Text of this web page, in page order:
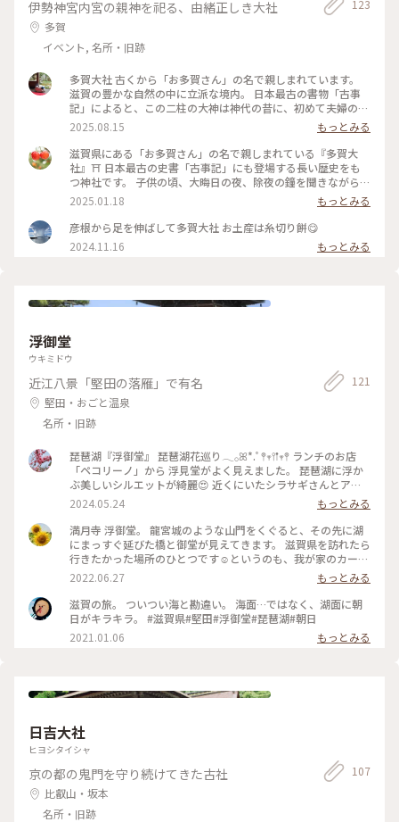
伊勢神宮内宮の親神を祀る、由緒正しき大社
多賀
イベント, 名所・旧跡
123
多賀大社 古くから「お多賀さん」の名で親しまれています。
滋賀の豊かな自然の中に立派な境内。 日本最古の書物「古事
記」によると、この二柱の大神は神代の昔に、初めて夫婦の道
を始められ、日本の国土、続いて天照大神をはじめとする八百
万（やおよろず）の神々をお産みになられました。 生命（い
のち）の親神様であることから、古く「延命長寿・縁結び・厄
除け」の神様として信仰を集めてます。 何回か母が多賀大社で
我が家分もご祈祷してもらい 今年も祈祷品を東京に送ってく
れたので一度来てみたかったのです。
2025.08.15
もっとみる
滋賀県にある「お多賀さん」の名で親しまれている『多賀大
社』⛩️ 日本最古の史書「古事記」にも登場する長い歴史をも
つ神社です。 子供の頃、大晦日の夜、除夜の鐘を聞きながら
家族で初詣に来ていた神社でもあります。 今年は帰省をした
ら、久しぶりにこちらへ来ようと決めてました😊 数日前に降
った雪が心配でしたが🚗 道路には雪がなく安心したのです
が‥ なんと神社に着いたとたんに雪が降り出し❄️（それも結構
な雪😂） お詣りが終わると止むという不思議なお天気でした
多賀さん #滋賀 #滋賀の魅力を伝え隊 #ご利益めぐり #ぽかぽ
2025.01.18
もっとみる
彦根から足を伸ばして多賀大社 お土産は糸切り餅😋
2024.11.16
もっとみる
浮御堂
ウキミドウ
近江八景「堅田の落雁」で有名
堅田・おごと温泉
名所・旧跡
121
琵琶湖『浮御堂』 琵琶湖花巡り𓂃𓂂ꕤ*.ﾟ𖤣𖥧𖥣𖡡𖥧𖤣 ランチのお店
「ペコリーノ」から 浮見堂がよく見えました。 琵琶湖に浮か
ぶ美しいシルエットが綺麗😍 近くにいたシラサギさんとアオ
サギ？さん 湖の上を優雅に飛んで行きました。 ・ ・ #春色さ
がし #琵琶湖花巡り #浮御堂 #琵琶湖 #野鳥 #シラサギ #アオサ
ギ #滋賀 #滋賀県 #ドライブ滋賀 #ことりっぷ滋賀 #ことりっぷ
滋賀を巡る母娘旅 #母娘旅 #透明の世界
2024.05.24
もっとみる
満月寺 浮御堂。 龍宮城のような山門をくぐると、その先に湖
にまっすぐ延びた橋と御堂が見えてきます。 滋賀県を訪れたら
行きたかった場所のひとつです☺️というのも、我が家のカーナ
ビで「滋賀県に入りました」の音声と同時に表示される名所の
イラストがこの浮御堂✨ 聖地を訪れた感覚です😊 行ってか
ら、近江八景のひとつ「堅田の落雁」だったり多くの歌人が歌
を詠んだ場所だと知りました💦 渡り鳥が湖上に降りる風景を
思い浮かべながら訪れているとまた違った感じ方ができたのか
もしれませんね💧 #アートみたいな景色 #Myことりっぷ #浮御
2022.06.27
もっとみる
滋賀の旅。 ついつい海と勘違い。 海面…ではなく、湖面に朝
日がキラキラ。 #滋賀県#堅田#浮御堂#琵琶湖#朝日
2021.01.06
もっとみる
日吉大社
ヒヨシタイシャ
京の都の鬼門を守り続けてきた古社
比叡山・坂本
名所・旧跡
107